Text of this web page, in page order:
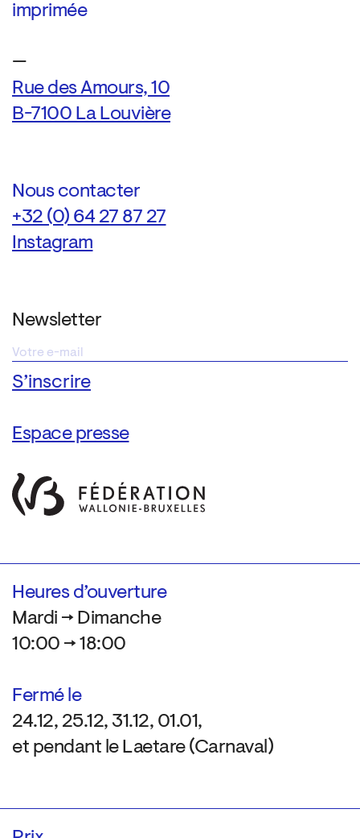
imprimée
—
Rue des Amours, 10
B-7100 La Louvière
Nous contacter
+32 (0) 64 27 87 27
Instagram
Newsletter
Espace presse
Heures d’ouverture
Mardi → Dimanche
10:00 → 18:00
Fermé le
24.12, 25.12, 31.12, 01.01,
et pendant le Laetare (Carnaval)